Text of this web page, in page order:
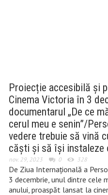
Proiecție accesibilă și
Cinema Victoria în 3
documentarul „De ce
cerul meu e senin”/
vedere trebuie să vină
căști și să își instaleze
nov. 29, 2023 0 328
De Ziua Internațională a
3 decembrie, unul dintre cele
anului, proaspăt lansat la